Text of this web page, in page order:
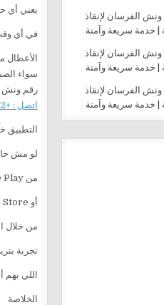
يعني أي
في أي
الأعطال
سواء
رقم ونش
اتصل : +201282505052
لو مش
من Google Play
أو App Store
من خلال
تجربة
اللي
الخلاصة
ونش الفرسان لإنقاذ
ونش الفرسان لإنقاذ
ونش الفرسان لإنقاذ